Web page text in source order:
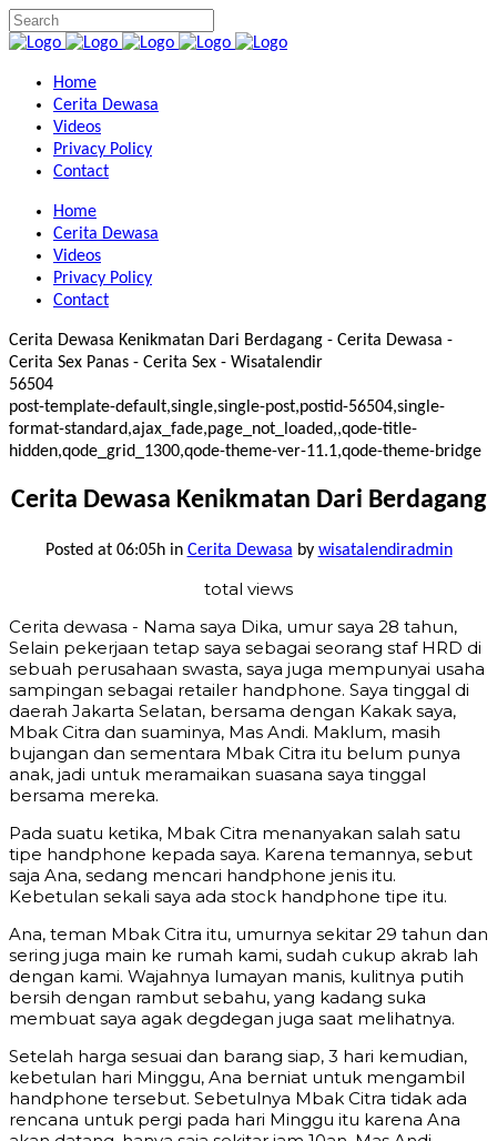
Home
Cerita Dewasa
Videos
Privacy Policy
Contact
Home
Cerita Dewasa
Videos
Privacy Policy
Contact
Cerita Dewasa Kenikmatan Dari Berdagang - Cerita Dewasa -
Cerita Sex Panas - Cerita Sex - Wisatalendir
56504
post-template-default,single,single-post,postid-56504,single-
format-standard,ajax_fade,page_not_loaded,,qode-title-
hidden,qode_grid_1300,qode-theme-ver-11.1,qode-theme-bridge
Cerita Dewasa Kenikmatan Dari Berdagang
Posted at 06:05hin Cerita Dewasa by wisatalendiradmin
total views
Cerita dewasa - Nama saya Dika, umur saya 28 tahun,
Selain pekerjaan tetap saya sebagai seorang staf HRD di
sebuah perusahaan swasta, saya juga mempunyai usaha
sampingan sebagai retailer handphone. Saya tinggal di
daerah Jakarta Selatan, bersama dengan Kakak saya,
Mbak Citra dan suaminya, Mas Andi. Maklum, masih
bujangan dan sementara Mbak Citra itu belum punya
anak, jadi untuk meramaikan suasana saya tinggal
bersama mereka.
Pada suatu ketika, Mbak Citra menanyakan salah satu
tipe handphone kepada saya. Karena temannya, sebut
saja Ana, sedang mencari handphone jenis itu.
Kebetulan sekali saya ada stock handphone tipe itu.
Ana, teman Mbak Citra itu, umurnya sekitar 29 tahun dan
sering juga main ke rumah kami, sudah cukup akrab lah
dengan kami. Wajahnya lumayan manis, kulitnya putih
bersih dengan rambut sebahu, yang kadang suka
membuat saya agak degdegan juga saat melihatnya.
Setelah harga sesuai dan barang siap, 3 hari kemudian,
kebetulan hari Minggu, Ana berniat untuk mengambil
handphone tersebut. Sebetulnya Mbak Citra tidak ada
rencana untuk pergi pada hari Minggu itu karena Ana